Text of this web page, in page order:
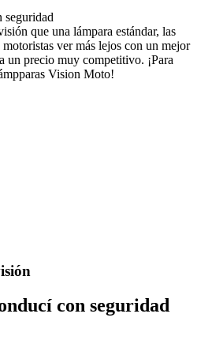
seguridad
que una lámpara estándar, las
ver más lejos con un mejor
un precio muy competitivo. ¡Para
Vision Moto!
con seguridad